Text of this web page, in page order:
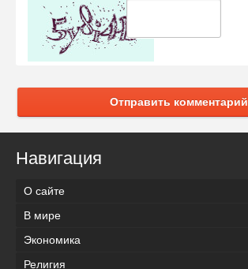
Отправить комментарий
Навигация
О сайте
В мире
Экономика
Религия